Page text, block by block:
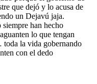
que dejó y lo acusa de
un Dejavú jaja.
han hecho
lo que tengan
la vida gobernando
con el dedo